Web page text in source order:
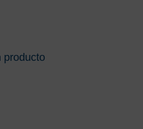
producto